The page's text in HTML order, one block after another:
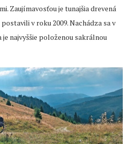
Zaujímavosťou je tunajšia drevená
v roku 2009. Nachádza sa v
je najvyššie položenou sakrálnou